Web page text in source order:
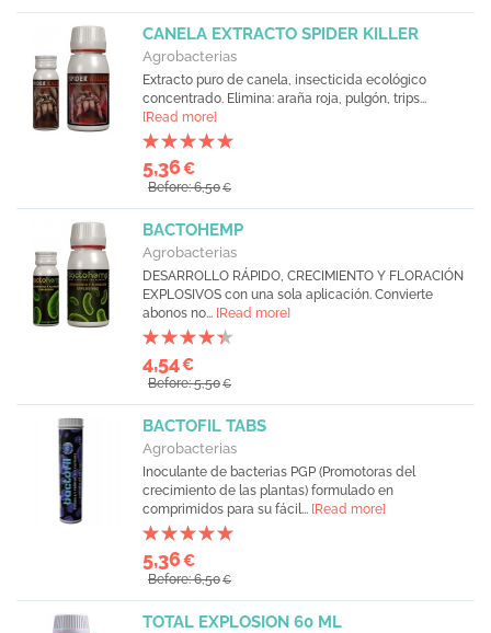
CANELA EXTRACTO SPIDER KILLER
Agrobacterias
Extracto puro de canela, insecticida ecológico
concentrado. Elimina: araña roja, pulgón, trips...
[Read more]
5,36€
Before: 6,50€
BACTOHEMP
Agrobacterias
DESARROLLO RÁPIDO, CRECIMIENTO Y FLORACIÓN
EXPLOSIVOS con una sola aplicación. Convierte
abonos no... [Read more]
4,54€
Before: 5,50€
BACTOFIL TABS
Agrobacterias
Inoculante de bacterias PGP (Promotoras del
crecimiento de las plantas) formulado en
comprimidos para su fácil... [Read more]
5,36€
Before: 6,50€
TOTAL EXPLOSION 60 ML